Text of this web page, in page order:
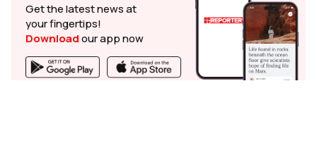
Get the latest news at
your fingertips!
Downloadour app now